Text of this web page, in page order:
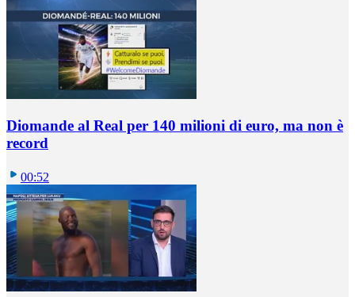
Diomande al Real per 140 milioni di euro, ma non è
record
00:52